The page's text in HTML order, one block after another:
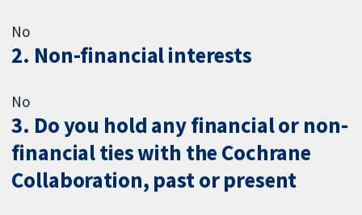
No
2. Non-financial interests
No
3. Do you hold any financial or non-
financial ties with the Cochrane
Collaboration, past or present